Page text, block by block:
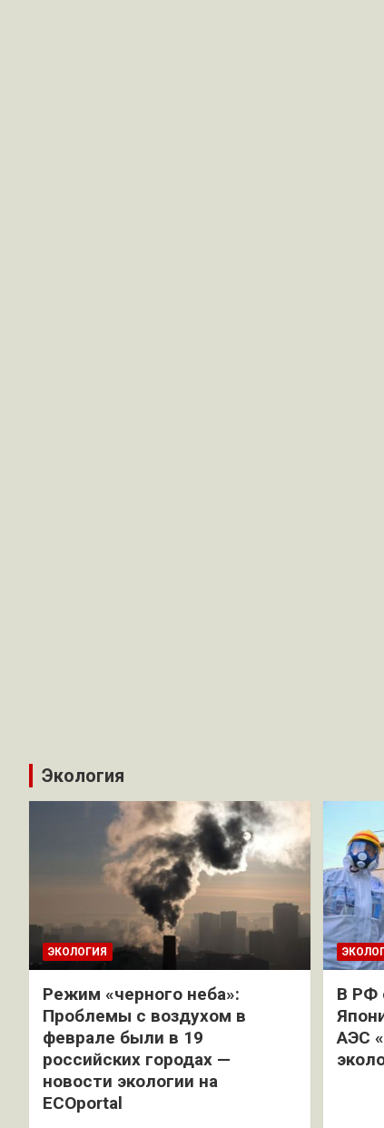
Экология
ЭКОЛОГИЯ
Режим «черного неба»:
Проблемы с воздухом в
феврале были в 19
российских городах —
новости экологии на
ECOportal
В РФ
АЭС